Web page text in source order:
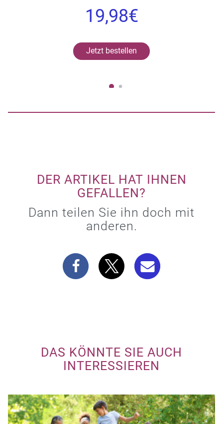
19,98€
Jetzt bestellen
DER ARTIKEL HAT IHNEN
GEFALLEN?
Dann teilen Sie ihn doch mit
anderen.
DAS KÖNNTE SIE AUCH
INTERESSIEREN